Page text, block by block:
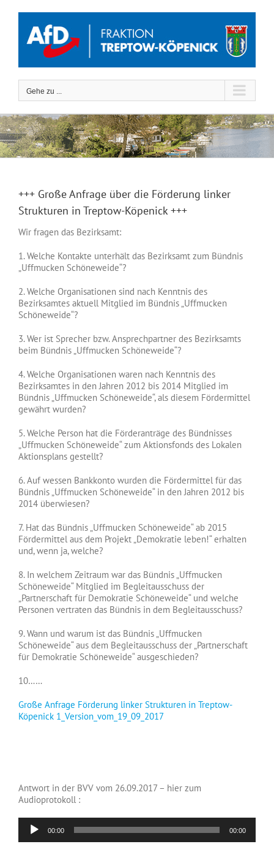
springen
Gehe zu ...
+++ Große Anfrage über die Förderung linker
Strukturen in Treptow-Köpenick +++
Wir fragen das Bezirksamt:
1. Welche Kontakte unterhält das Bezirksamt zum Bündnis
„Uffmucken Schöneweide“?
2. Welche Organisationen sind nach Kenntnis des
Bezirksamtes aktuell Mitglied im Bündnis „Uffmucken
Schöneweide“?
3. Wer ist Sprecher bzw. Ansprechpartner des Bezirksamts
beim Bündnis „Uffmucken Schöneweide“?
4. Welche Organisationen waren nach Kenntnis des
Bezirksamtes in den Jahren 2012 bis 2014 Mitglied im
Bündnis „Uffmucken Schöneweide“, als diesem Fördermittel
gewährt wurden?
5. Welche Person hat die Förderanträge des Bündnisses
„Uffmucken Schöneweide“ zum Aktionsfonds des Lokalen
Aktionsplans gestellt?
6. Auf wessen Bankkonto wurden die Fördermittel für das
Bündnis „Uffmucken Schöneweide“ in den Jahren 2012 bis
2014 überwiesen?
7. Hat das Bündnis „Uffmucken Schöneweide“ ab 2015
Fördermittel aus dem Projekt „Demokratie leben!“ erhalten
und, wenn ja, welche?
8. In welchem Zeitraum war das Bündnis „Uffmucken
Schöneweide“ Mitglied im Begleitausschuss der
„Partnerschaft für Demokratie Schöneweide“ und welche
Personen vertraten das Bündnis in dem Begleitausschuss?
9. Wann und warum ist das Bündnis „Uffmucken
Schöneweide“ aus dem Begleitausschuss der „Partnerschaft
für Demokratie Schöneweide“ ausgeschieden?
10……
Große Anfrage Förderung linker Strukturen in Treptow-
Köpenick 1_Version_vom_19_09_2017
Antwort in der BVV vom 26.09.2017 – hier zum
Audioprotokoll :
Audio-
Player
00:00 00:00